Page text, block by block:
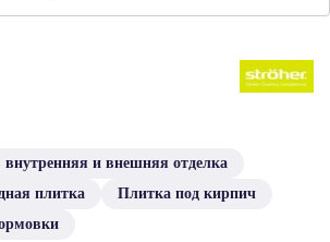
и внешняя отделка
плитка
Плитка под кирпич